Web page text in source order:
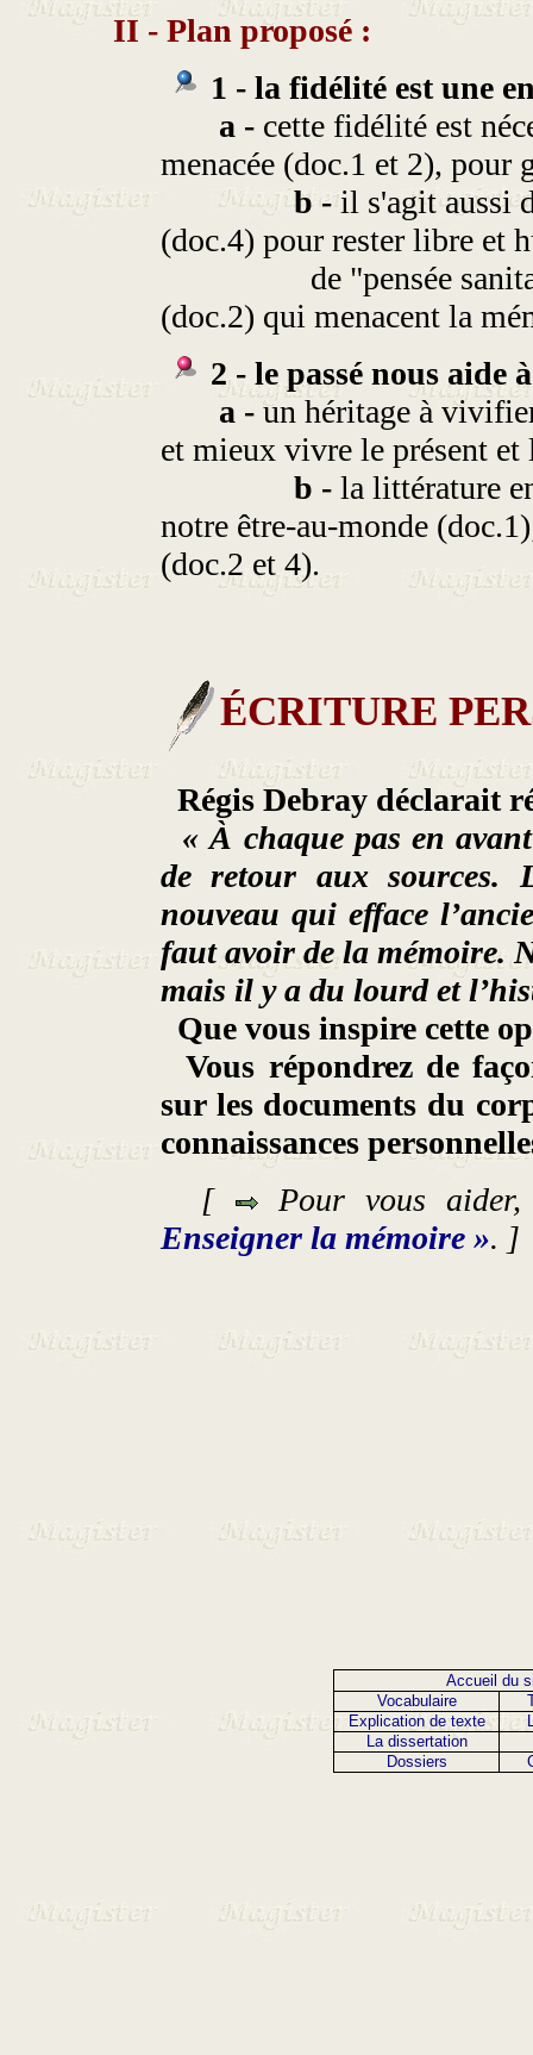
II - Plan proposé :
1 - la fidélité est une
a - cette fidélité est
menacée (doc.1 et 2), pour
b -il s'agit aussi
(doc.4) pour rester libre et
de "pensée sanitaire"
(doc.2) qui menacent la
2 - le passé nous aide
a - un héritage à
et mieux vivre le présent
b - la littérature
notre être-au-monde
(doc.2 et 4).
ÉCRITURE
Régis Debray déclarait
« À chaque pas en
de retour aux sources.
nouveau qui efface
faut avoir de la mémoire.
mais il y a du lourd et
Que vous inspire cette
Vous répondrez de
sur les documents du
connaissances
[
Pour vous
Enseigner la mémoire ». ]
Accueil du
Vocabulaire
Explication de texte
La dissertation
Dossiers